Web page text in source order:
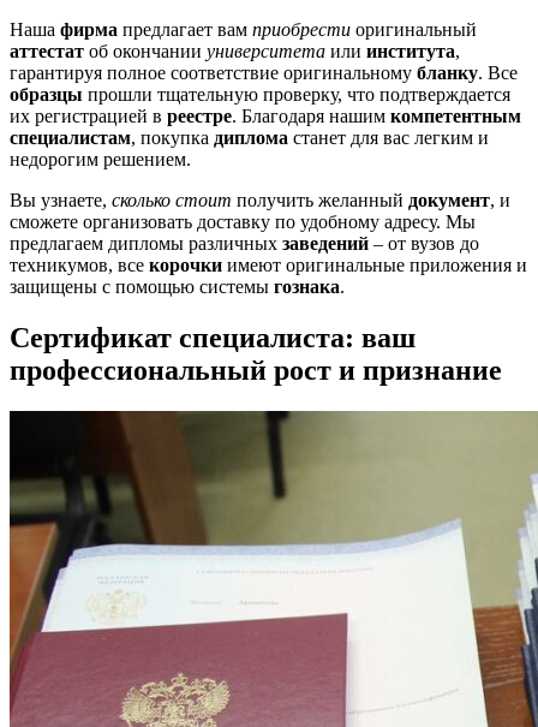
Наша фирма предлагает вам приобрести оригинальный
аттестат об окончании университета или института,
гарантируя полное соответствие оригинальному бланку. Все
образцы прошли тщательную проверку, что подтверждается
их регистрацией в реестре. Благодаря нашим компетентным
специалистам, покупка диплома станет для вас легким и
недорогим решением.
Вы узнаете, сколько стоит получить желанный документ, и
сможете организовать доставку по удобному адресу. Мы
предлагаем дипломы различных заведений – от вузов до
техникумов, все корочки имеют оригинальные приложения и
защищены с помощью системы гознака.
Сертификат специалиста: ваш
профессиональный рост и признание